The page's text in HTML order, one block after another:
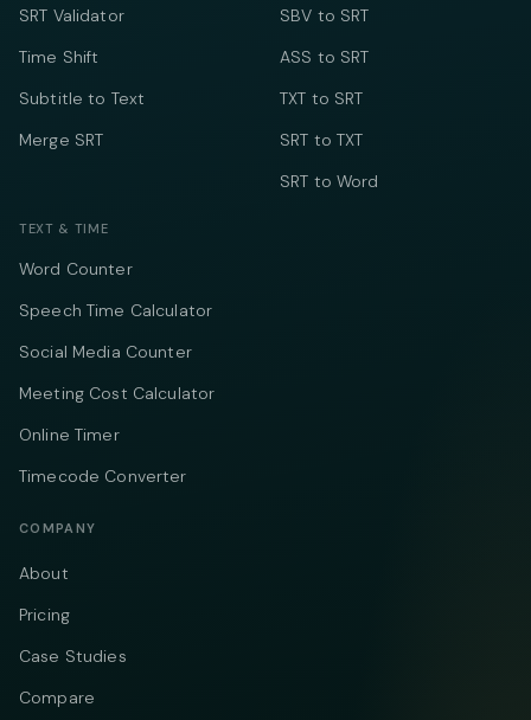
SRT Validator
Time Shift
Subtitle to Text
Merge SRT
SBV to SRT
ASS to SRT
TXT to SRT
SRT to TXT
SRT to Word
TEXT & TIME
Word Counter
Speech Time Calculator
Social Media Counter
Meeting Cost Calculator
Online Timer
Timecode Converter
COMPANY
About
Pricing
Case Studies
Compare